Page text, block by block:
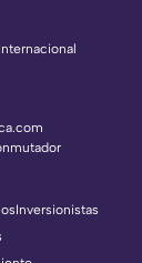
Inversionistas